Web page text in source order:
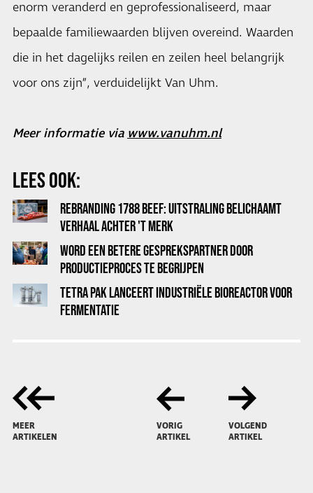
enorm veranderd en geprofessionaliseerd, maar
bepaalde familiewaarden blijven overeind. Waarden
die in het dagelijks reilen en zeilen heel belangrijk
voor ons zijn”, verduidelijkt Van Uhm.
Meer informatie viawww.vanuhm.nl​
LEES OOK:
REBRANDING 1788 BEEF: UITSTRALING BELICHAAMT
VERHAAL ACHTER 'T MERK
WORD EEN BETERE GESPREKSPARTNER DOOR
PRODUCTIEPROCES TE BEGRIJPEN
TETRA PAK LANCEERT INDUSTRIËLE BIOREACTOR VOOR
FERMENTATIE
MEER
ARTIKELEN
VORIG
ARTIKEL
VOLGEND
ARTIKEL